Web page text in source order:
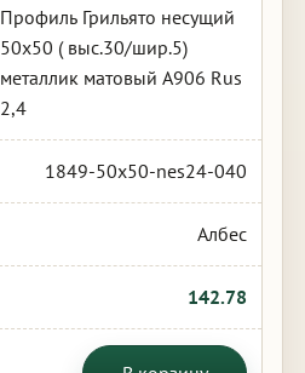
Профиль Грильято несущий
50х50 ( выс.30/шир.5)
металлик матовый А906 Rus
2,4
1849-50x50-nes24-040
Албес
142.78